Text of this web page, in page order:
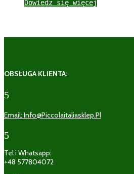
Dowiedz się więcej
OBSŁUGA KLIENTA:
5
Email: Info@piccolaitaliasklep.pl
5
Tel i Whatsapp:
+48 577804072